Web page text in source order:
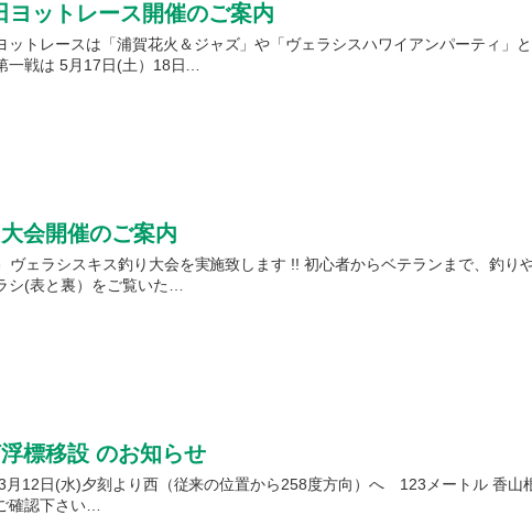
ヨットレース開催のご案内
ットレースは「浦賀花火＆ジャズ」や「ヴェラシスハワイアンパーティ」
一戦は 5月17日(土）18日…
会開催のご案内
ヴェラシスキス釣り大会を実施致します !! 初心者からベテランまで、釣
シ(表と裏）をご覧いた…
標移設 のお知らせ
月12日(水)夕刻より西（従来の位置から258度方向）へ 123メートル 香
認下さい…